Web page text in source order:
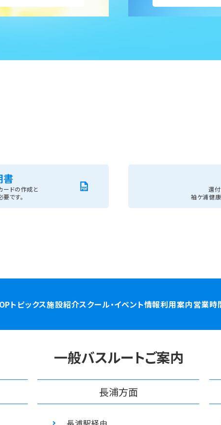
書
ードの作成と
です。
還
袖ケ浦健
トピックス施設紹介スクール・イベント情報利⽤案内営業時
一般バスルートご案内
⻑浦⽅面